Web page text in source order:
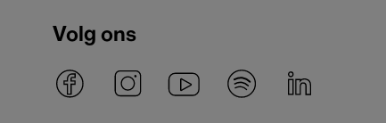
Volg ons